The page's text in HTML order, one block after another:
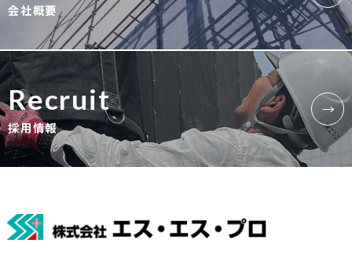
会社概要
Recruit
採用情報